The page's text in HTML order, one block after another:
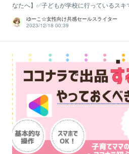
なたへ】✅子どもが学校に行っているスキ
ゆーこ☆女性向け共感セールスライター
2023/12/18 00:39